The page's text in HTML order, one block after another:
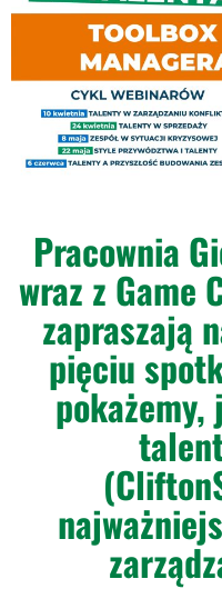
Pracownia
wraz z Game
zapraszają
pięciu